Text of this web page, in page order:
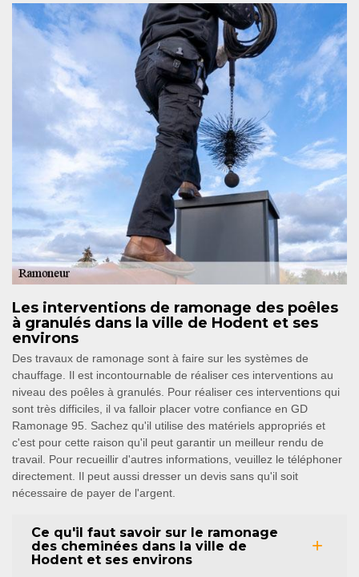
Les interventions de ramonage des poêles
à granulés dans la ville de Hodent et ses
environs
Des travaux de ramonage sont à faire sur les systèmes de
chauffage. Il est incontournable de réaliser ces interventions au
niveau des poêles à granulés. Pour réaliser ces interventions qui
sont très difficiles, il va falloir placer votre confiance en GD
Ramonage 95. Sachez qu'il utilise des matériels appropriés et
c'est pour cette raison qu'il peut garantir un meilleur rendu de
travail. Pour recueillir d'autres informations, veuillez le téléphoner
directement. Il peut aussi dresser un devis sans qu'il soit
nécessaire de payer de l'argent.
Ce qu'il faut savoir sur le ramonage
des cheminées dans la ville de
Hodent et ses environs